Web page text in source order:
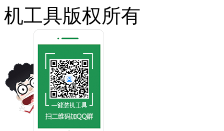
机工具版权所有